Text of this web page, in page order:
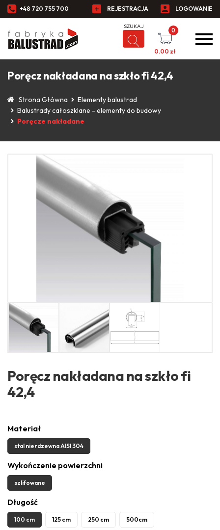
+48 720 755 700 REJESTRACJA LOGOWANIE
0
0.00 zł
Poręcz nakładana na szkło fi 42,4
Strona Główna
Elementy balustrad
Balustrady całoszklane - elementy do budowy
Poręcze nakładane
Poręcz nakładana na szkło fi
42,4
Materiał
stal nierdzewna AISI 304
Wykończenie powierzchni
szlifowane
Długość
100 cm 125 cm 250 cm 500cm